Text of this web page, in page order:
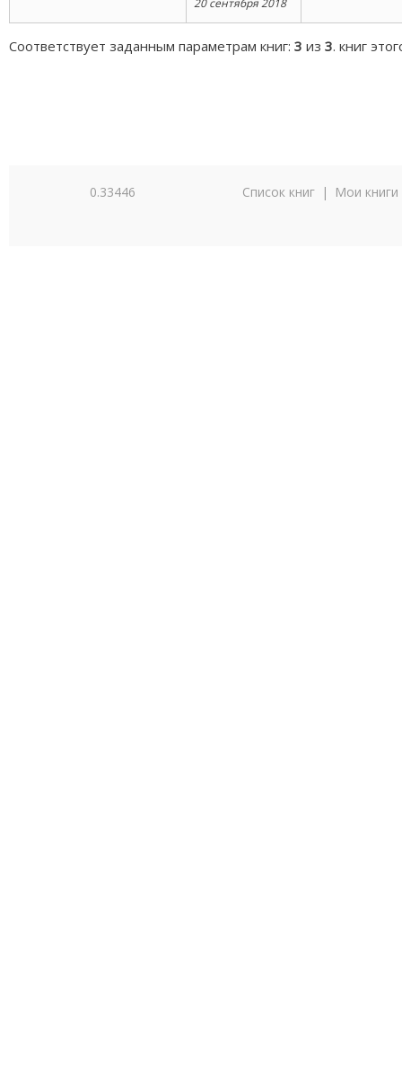
20 сентября 2018
Соответствует заданным параметрам книг: 3 из 3. книг
0.33446 Список книг | Мои книги